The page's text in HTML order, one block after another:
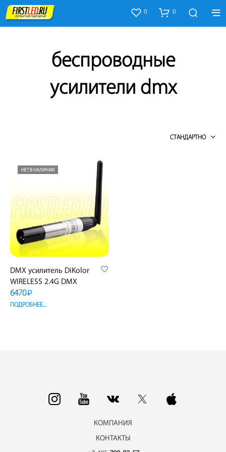
0 0
беспроводные
усилители dmx
СТАНДАРТНО
НЕТ В НАЛИЧИИ
DMX усилитель DiKolor
WIRELESS 2.4G DMX
6470₽
ПОДРОБНЕЕ...
КОМПАНИЯ
КОНТАКТЫ